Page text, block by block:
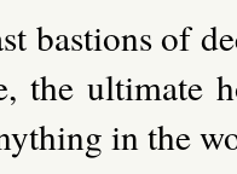
bastions of
the ultimate
in the